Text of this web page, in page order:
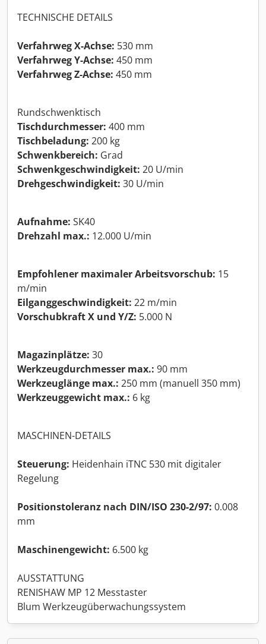
TECHNISCHE DETAILS
Verfahrweg X-Achse: 530 mm
Verfahrweg Y-Achse: 450 mm
Verfahrweg Z-Achse: 450 mm
Rundschwenktisch
Tischdurchmesser: 400 mm
Tischbeladung: 200 kg
Schwenkbereich: Grad
Schwenkgeschwindigkeit: 20 U/min
Drehgeschwindigkeit: 30 U/min
Aufnahme: SK40
Drehzahl max.: 12.000 U/min
Empfohlener maximaler Arbeitsvorschub: 15
m/min
Eilganggeschwindigkeit: 22 m/min
Vorschubkraft X und Y/Z: 5.000 N
Magazinplätze: 30
Werkzeugdurchmesser max.: 90 mm
Werkzeuglänge max.: 250 mm (manuell 350 mm)
Werkzeuggewicht max.: 6 kg
MASCHINEN-DETAILS
Steuerung: Heidenhain iTNC 530 mit digitaler
Regelung
Positionstoleranz nach DIN/ISO 230-2/97: 0.008
mm
Maschinengewicht: 6.500 kg
AUSSTATTUNG
RENISHAW MP 12 Messtaster
Blum Werkzeugüberwachungssystem